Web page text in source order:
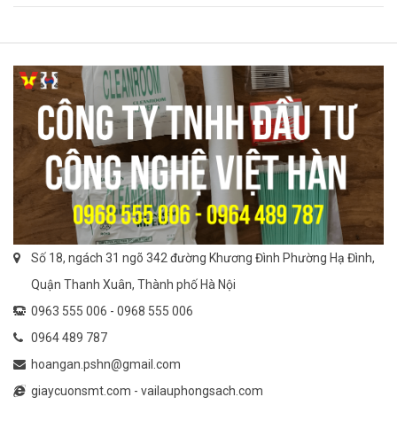
Số 18, ngách 31 ngõ 342 đường Khương Đình Phường Hạ Đình,
Quận Thanh Xuân, Thành phố Hà Nội
0963 555 006 - 0968 555 006
0964 489 787
hoangan.pshn@gmail.com
giaycuonsmt.com - vailauphongsach.com